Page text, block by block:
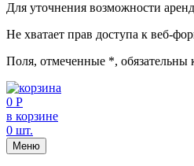
Для уточнения возможности
Не хватает прав доступа к веб-
Поля, отмеченные *,
0 Р
в корзине
0 шт.
Меню